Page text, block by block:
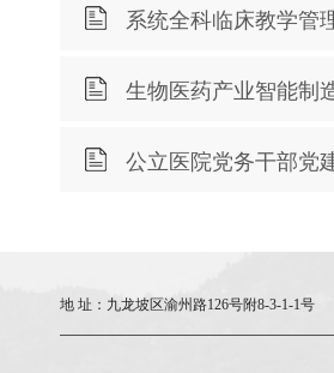
系统全科临床教学管
生物医药产业智能制
公立医院党务干部党
地 址： 九龙坡区渝州路126号附8-3-1-1号